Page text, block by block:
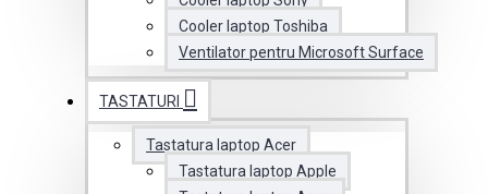
Cooler laptop Toshiba
Ventilator pentru Microsoft Surface
TASTATURI
Tastatura laptop Acer
Tastatura laptop Apple